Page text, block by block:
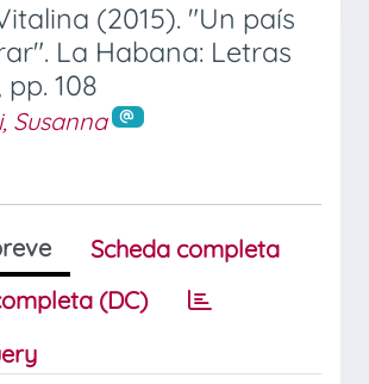
(2015). "Un país
La Habana: Letras
108
Susanna
Scheda completa
(DC)